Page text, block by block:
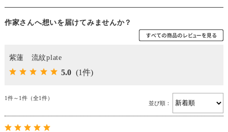
作家さんへ想いを届けてみませんか？
紫蓮 流紋plate
5.0 (1件)
1件～1件（全1件）
並び順：